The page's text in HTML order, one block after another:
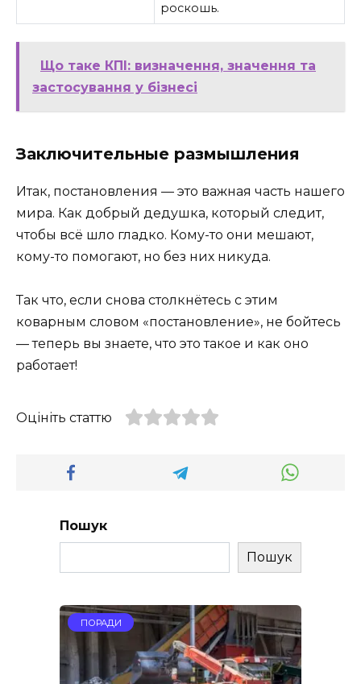
роскошь.
Що таке КПІ: визначення, значення та
застосування у бізнесі
Заключительные размышления
Итак, постановления — это важная часть нашего
мира. Как добрый дедушка, который следит,
чтобы всё шло гладко. Кому-то они мешают,
кому-то помогают, но без них никуда.
Так что, если снова столкнётесь с этим
коварным словом «постановление», не бойтесь
— теперь вы знаете, что это такое и как оно
работает!
Оцініть статтю
Пошук
Пошук
ПОРАДИ